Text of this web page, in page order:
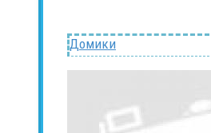
Домики